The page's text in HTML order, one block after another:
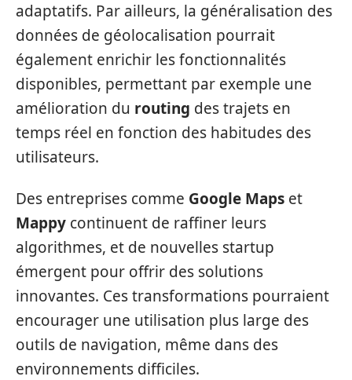
adaptatifs. Par ailleurs, la généralisation des
données de géolocalisation pourrait
également enrichir les fonctionnalités
disponibles, permettant par exemple une
amélioration du routing des trajets en
temps réel en fonction des habitudes des
utilisateurs.
Des entreprises comme Google Maps et
Mappy continuent de raffiner leurs
algorithmes, et de nouvelles startup
émergent pour offrir des solutions
innovantes. Ces transformations pourraient
encourager une utilisation plus large des
outils de navigation, même dans des
environnements difficiles.